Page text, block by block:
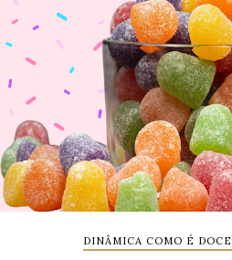
DINÂMICA COMO É